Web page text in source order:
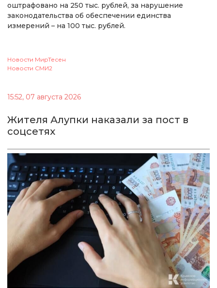
оштрафовано на 250 тыс. рублей, за нарушение
законодательства об обеспечении единства
измерений – на 100 тыс. рублей.
Новости МирТесен
Новости СМИ2
15:52, 07 августа 2026
Жителя Алупки наказали за пост в
соцсетях